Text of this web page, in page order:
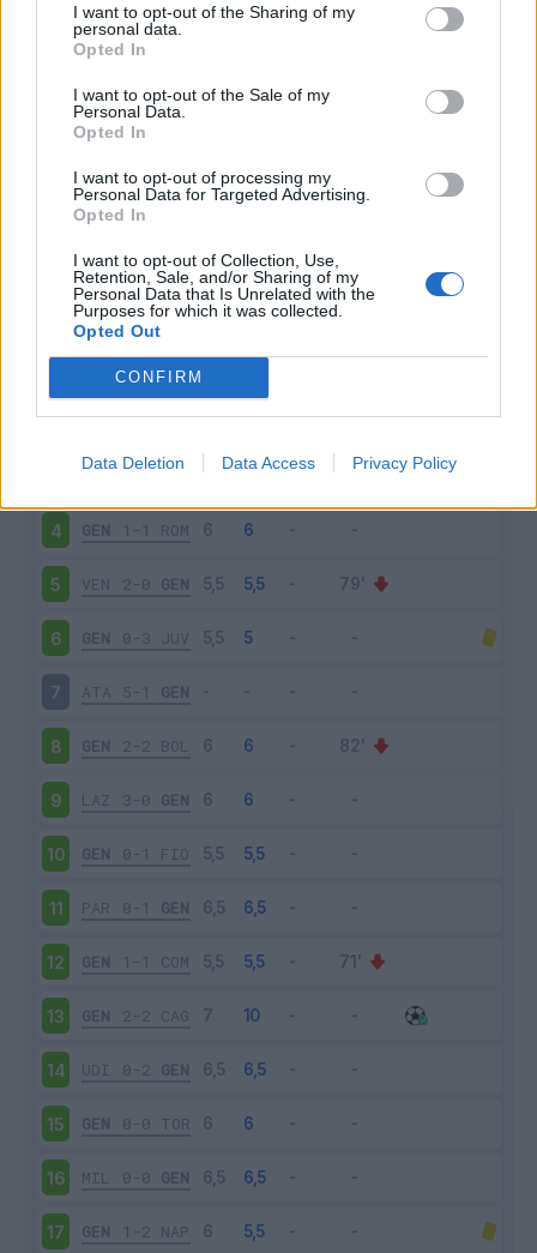
I want to opt-out of the Sharing of my
personal data.
Opted In
I want to opt-out of the Sale of my
Personal Data.
Opted In
I want to opt-out of processing my
Personal Data for Targeted Advertising.
Opted In
I want to opt-out of Collection, Use,
Retention, Sale, and/or Sharing of my
Personal Data that Is Unrelated with the
Purposes for which it was collected.
Opted Out
CONFIRM
Data Deletion Data Access Privacy Policy
stagionale
Scarica
Giornata
2-2 INT
2 MON 0-1 GEN
GEN 0-2 VER
4 GEN 1-1 ROM
5 VEN 2-0 GEN
6 GEN 0-3 JUV
7 ATA 5-1 GEN
8 GEN 2-2 BOL
9 LAZ 3-0 GEN
10 GEN 0-1 FIO
11 PAR 0-1 GEN
12 GEN 1-1 COM
13 GEN 2-2 CAG
14 UDI 0-2 GEN
15 GEN 0-0 TOR
16 MIL 0-0 GEN
17 GEN 1-2 NAP